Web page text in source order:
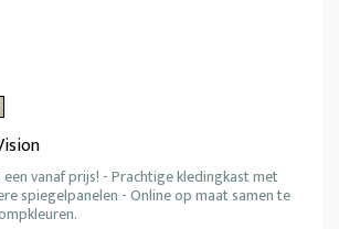
vanaf prijs! - Prachtige kledingkast met
spiegelpanelen - Online op maat samen te